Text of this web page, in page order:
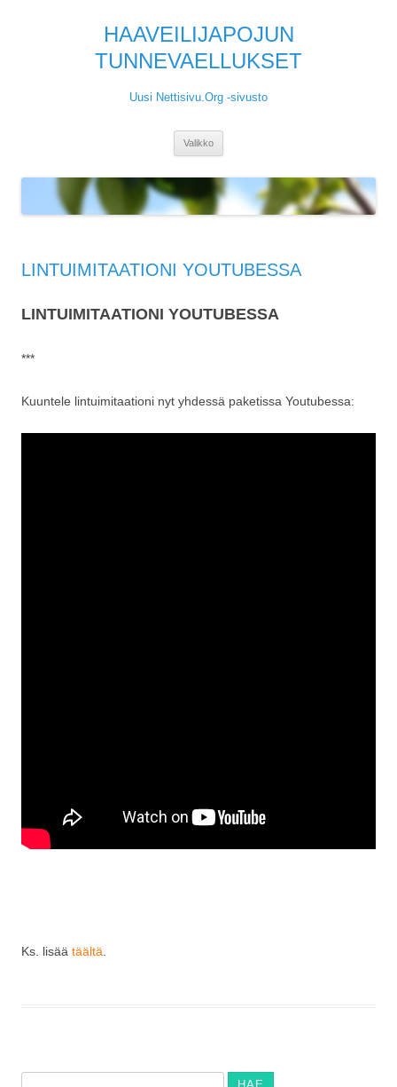
HAAVEILIJAPOJUN
TUNNEVAELLUKSET
Uusi Nettisivu.Org -sivusto
Valikko
LINTUIMITAATIONI YOUTUBESSA
LINTUIMITAATIONI YOUTUBESSA
***
Kuuntele lintuimitaationi nyt yhdessä paketissa Youtubessa:
Ks. lisää täältä